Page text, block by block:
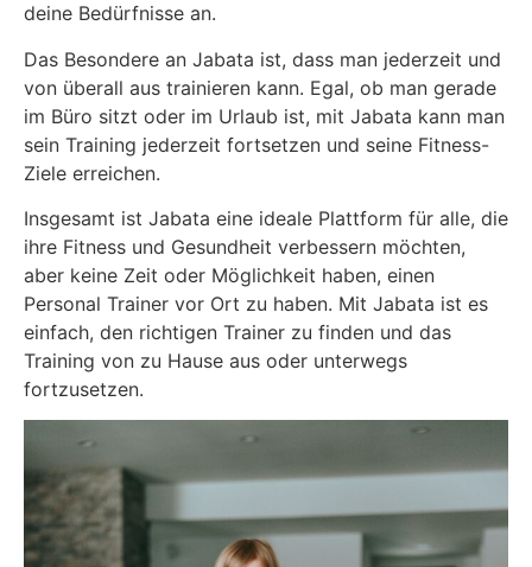
deine Bedürfnisse an.
Das Besondere an Jabata ist, dass man jederzeit und
von überall aus trainieren kann. Egal, ob man gerade
im Büro sitzt oder im Urlaub ist, mit Jabata kann man
sein Training jederzeit fortsetzen und seine Fitness-
Ziele erreichen.
Insgesamt ist Jabata eine ideale Plattform für alle, die
ihre Fitness und Gesundheit verbessern möchten,
aber keine Zeit oder Möglichkeit haben, einen
Personal Trainer vor Ort zu haben. Mit Jabata ist es
einfach, den richtigen Trainer zu finden und das
Training von zu Hause aus oder unterwegs
fortzusetzen.